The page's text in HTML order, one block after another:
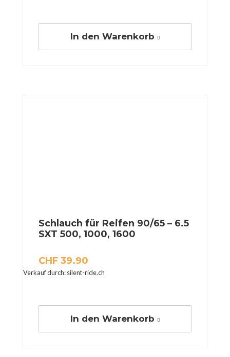
In den Warenkorb
Schlauch für Reifen 90/65 – 6.5
SXT 500, 1000, 1600
CHF 39.90
Verkauf durch: silent-ride.ch
In den Warenkorb